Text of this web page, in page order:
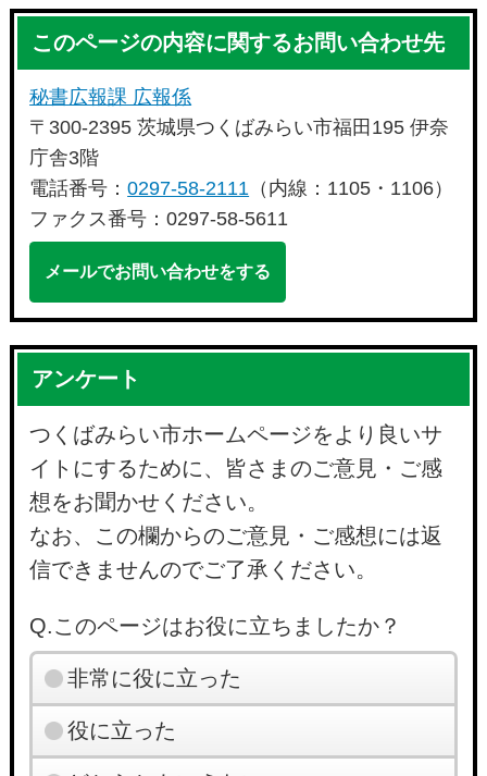
このページの内容に関するお問い合わせ先
秘書広報課 広報係
〒300-2395 茨城県つくばみらい市福田195 伊奈
庁舎3階
電話番号：0297-58-2111 （内線：1105・1106）
ファクス番号：0297-58-5611
メールでお問い合わせをする
アンケート
つくばみらい市ホームページをより良いサ
イトにするために、皆さまのご意見・ご感
想をお聞かせください。
なお、この欄からのご意見・ご感想には返
信できませんのでご了承ください。
Q.このページはお役に立ちましたか？
非常に役に立った
役に立った